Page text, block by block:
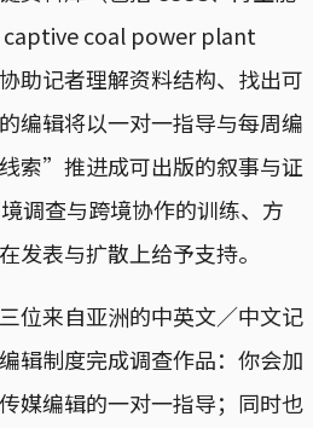
captive coal power plant
助记者理解资料结构、找出可
编辑将以一对一指导与每周编
索”推进成可出版的叙事与证
调查与跨境协作的训练、方
发表与扩散上给予支持。
位来自亚洲的中英文／中文记
辑制度完成调查作品：你会加
媒编辑的一对一指导；同时也